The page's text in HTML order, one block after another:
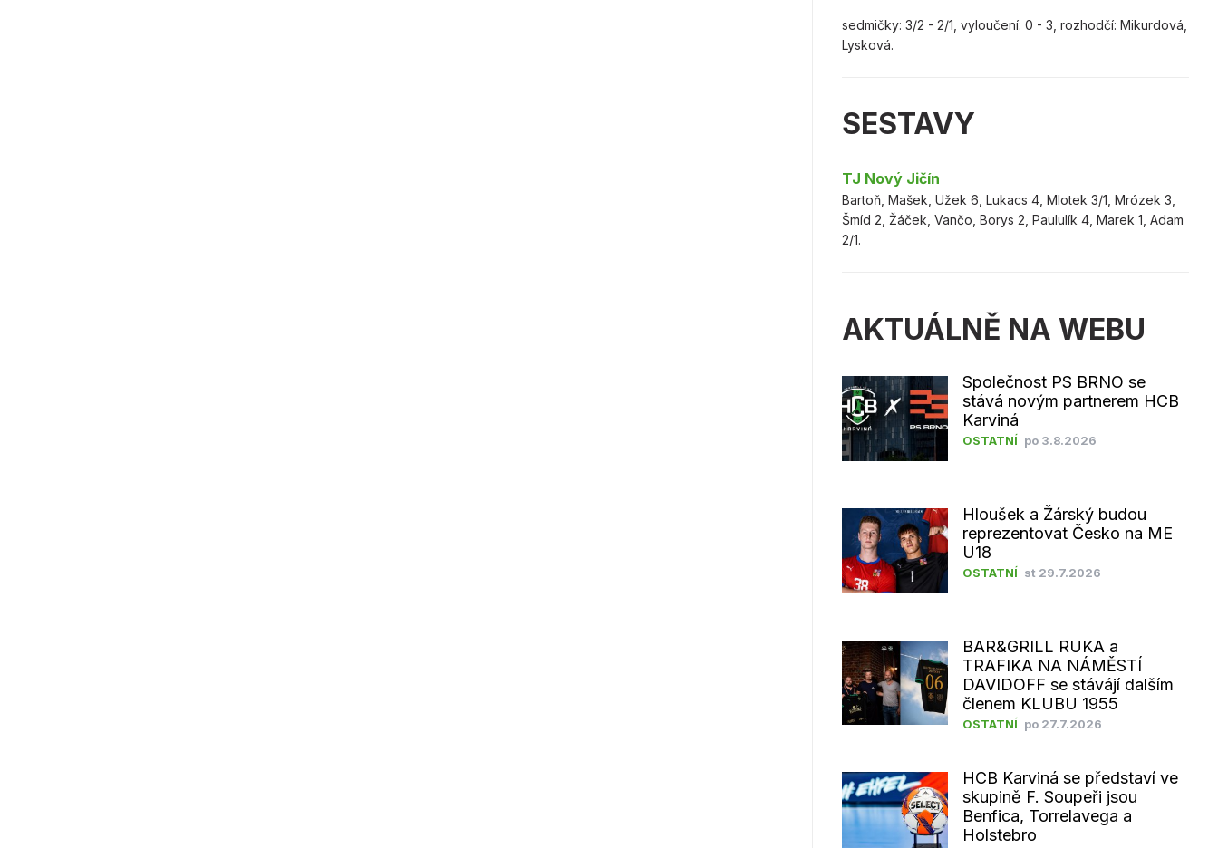
sedmičky: 3/2 - 2/1, vyloučení: 0 - 3, rozhodčí: Mikurdová,
Lysková.
SESTAVY
TJ Nový Jičín
Bartoň, Mašek, Užek 6, Lukacs 4, Mlotek 3/1, Mrózek 3,
Šmíd 2, Žáček, Vančo, Borys 2, Paululík 4, Marek 1, Adam
2/1.
AKTUÁLNĚ NA WEBU
Společnost PS BRNO se
stává novým partnerem HCB
Karviná
OSTATNÍ po 3.8.2026
Hloušek a Žárský budou
reprezentovat Česko na ME
U18
OSTATNÍ st 29.7.2026
BAR&GRILL RUKA a
TRAFIKA NA NÁMĚSTÍ
DAVIDOFF se stávájí dalším
členem KLUBU 1955
OSTATNÍ po 27.7.2026
HCB Karviná se představí ve
skupině F. Soupeři jsou
Benfica, Torrelavega a
Holstebro